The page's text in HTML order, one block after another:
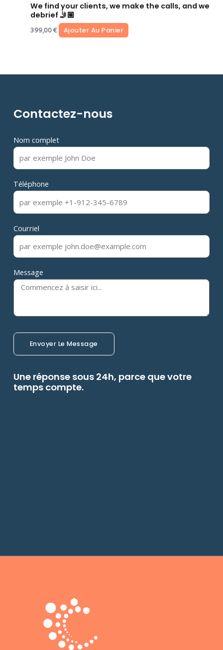
We find your clients, we make the calls, and we
debrief 🤳🏼
399,00€ Ajouter Au Panier
Contactez-nous
Nom complet
Téléphone
Courriel
Message
Envoyer Le Message
Une réponse sous 24h, parce que votre
temps compte.